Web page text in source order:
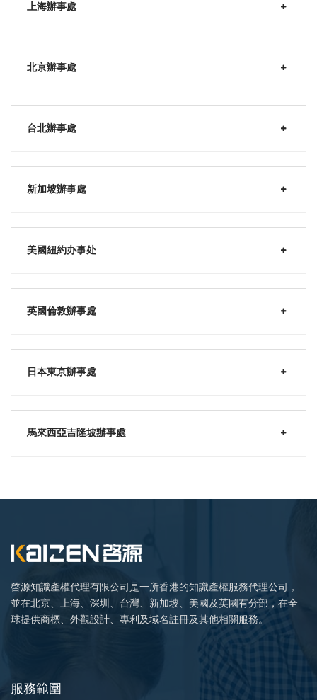
上海辦事處
北京辦事處
台北辦事處
新加坡辦事處
美國紐約办事处
英國倫敦辦事處
日本東京辦事處
馬來西亞吉隆坡辦事處
啓源知識產權代理有限公司是一所香港的知識產權服務代理公司，
並在北京、上海、深圳、台灣、新加坡、美國及英國有分部，在全
球提供商標、外觀設計、專利及域名註冊及其他相關服務。
服務範圍